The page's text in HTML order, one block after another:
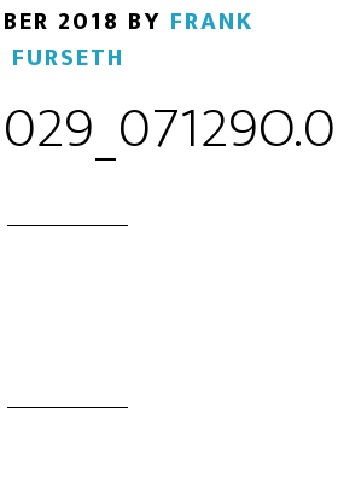
2018 BY FRANK
FURSETH